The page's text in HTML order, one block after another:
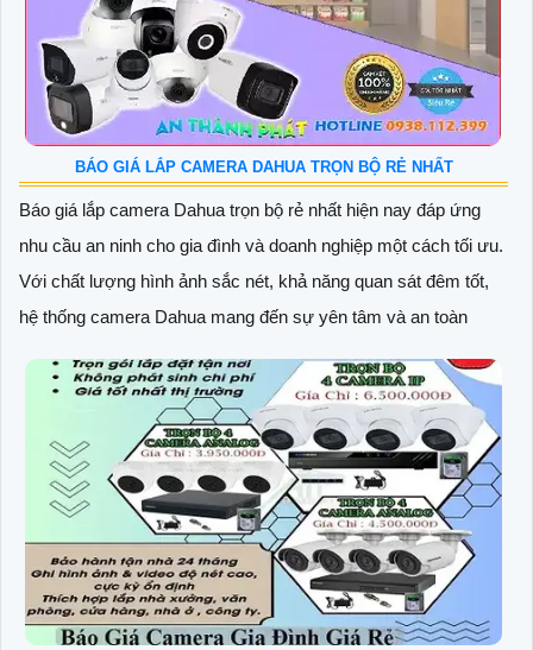
BÁO GIÁ LẮP CAMERA DAHUA TRỌN BỘ RẺ NHẤT
Báo giá lắp camera Dahua trọn bộ rẻ nhất hiện nay đáp ứng
nhu cầu an ninh cho gia đình và doanh nghiệp một cách tối ưu.
Với chất lượng hình ảnh sắc nét, khả năng quan sát đêm tốt,
hệ thống camera Dahua mang đến sự yên tâm và an toàn